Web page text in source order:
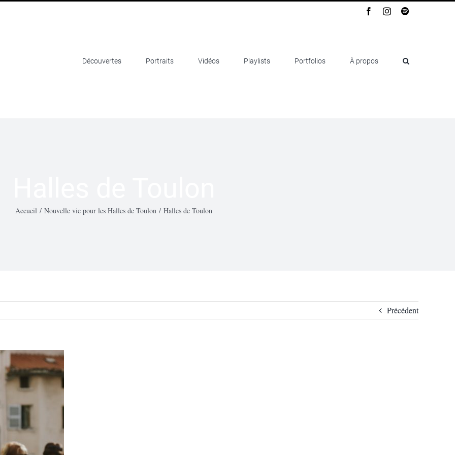
FacebookInstagram
Découvertes Portraits Vidéos Playlists Portfolios À propos
Accueil / Nouvelle vie pour les Halles de Toulon / Halles de Toulon
Précédent